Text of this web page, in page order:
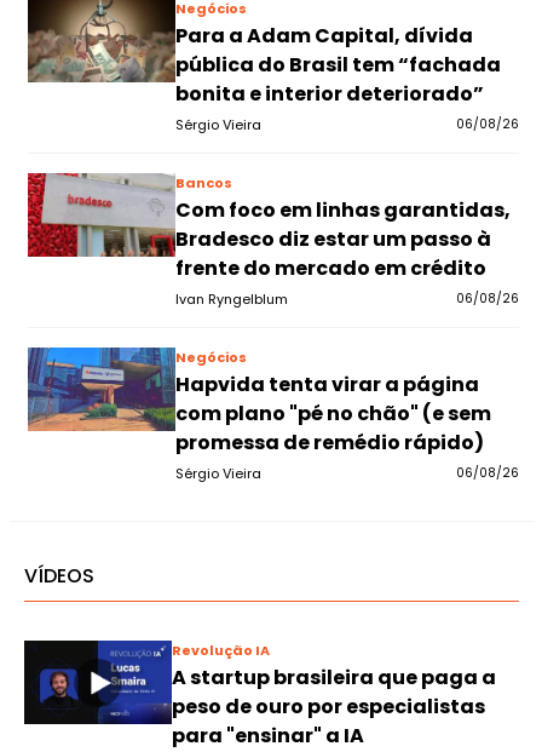
Negócios
Para a Adam Capital, dívida
pública do Brasil tem “fachada
bonita e interior deteriorado”
Sérgio Vieira 06/08/26
Bancos
Com foco em linhas garantidas,
Bradesco diz estar um passo à
frente do mercado em crédito
Ivan Ryngelblum 06/08/26
Negócios
Hapvida tenta virar a página
com plano "pé no chão" (e sem
promessa de remédio rápido)
Sérgio Vieira 06/08/26
VÍDEOS
Revolução IA
A startup brasileira que paga a
peso de ouro por especialistas
para "ensinar" a IA